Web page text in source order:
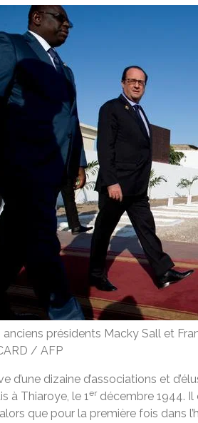
anciens présidents Macky Sall et
/ AFP
d’une dizaine d’associations et
à Thiaroye, le 1er décembre 1944.
que pour la première fois dans